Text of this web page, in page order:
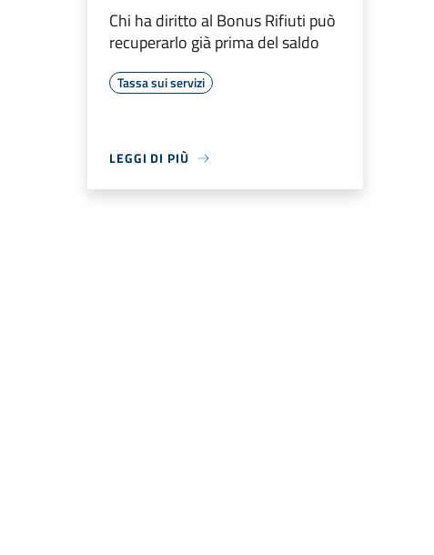
Chi ha diritto al Bonus Rifiuti può
recuperarlo già prima del saldo
Tassa sui servizi
LEGGI DI PIÙ